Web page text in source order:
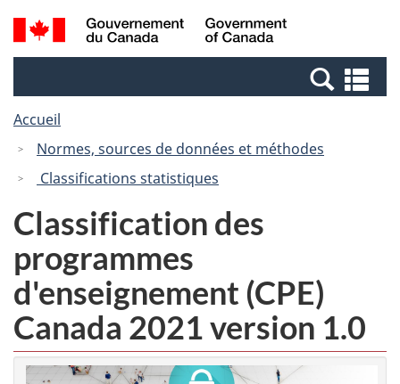
Passer
au
Passer
à
Canada
Recherche
et
et
Accueil
Normes, sources de données et méthodes
Classifications statistiques
Classification des
programmes
d'enseignement (CPE)
Canada 2021 version 1.0